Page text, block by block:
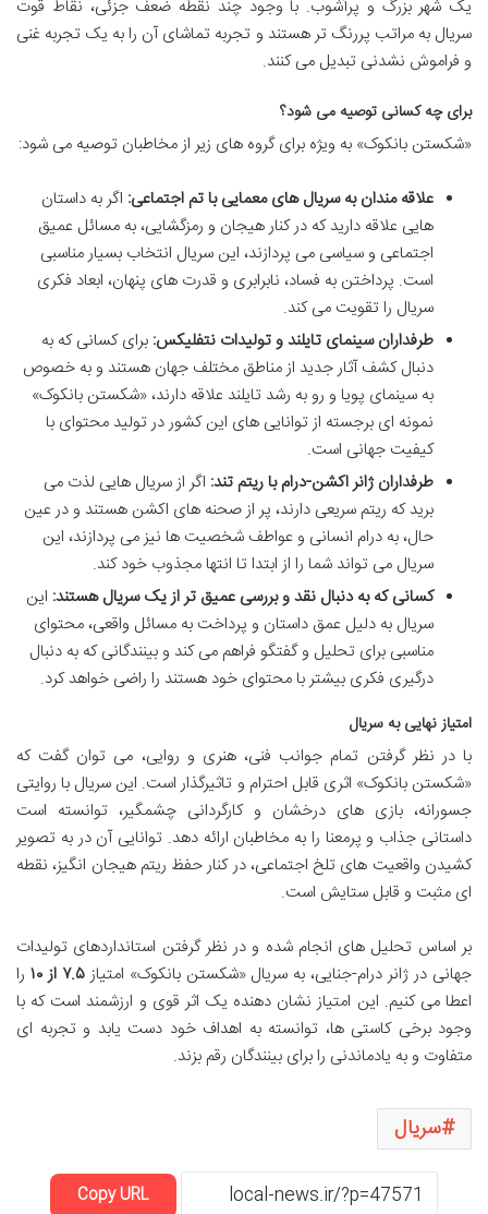
یک شهر بزرگ و پرآشوب. با وجود چند نقطه ضعف جزئی، نقاط قوت
سریال به مراتب پررنگ تر هستند و تجربه تماشای آن را به یک تجربه غنی
و فراموش نشدنی تبدیل می کنند.
برای چه کسانی توصیه می شود؟
«شکستن بانکوک» به ویژه برای گروه های زیر از مخاطبان توصیه می شود:
علاقه مندان به سریال های معمایی با تم اجتماعی: اگر به داستان
هایی علاقه دارید که در کنار هیجان و رمزگشایی، به مسائل عمیق
اجتماعی و سیاسی می پردازند، این سریال انتخاب بسیار مناسبی
است. پرداختن به فساد، نابرابری و قدرت های پنهان، ابعاد فکری
سریال را تقویت می کند.
طرفداران سینمای تایلند و تولیدات نتفلیکس: برای کسانی که به
دنبال کشف آثار جدید از مناطق مختلف جهان هستند و به خصوص
به سینمای پویا و رو به رشد تایلند علاقه دارند، «شکستن بانکوک»
نمونه ای برجسته از توانایی های این کشور در تولید محتوای با
کیفیت جهانی است.
طرفداران ژانر اکشن-درام با ریتم تند: اگر از سریال هایی لذت می
برید که ریتم سریعی دارند، پر از صحنه های اکشن هستند و در عین
حال، به درام انسانی و عواطف شخصیت ها نیز می پردازند، این
سریال می تواند شما را از ابتدا تا انتها مجذوب خود کند.
کسانی که به دنبال نقد و بررسی عمیق تر از یک سریال هستند: این
سریال به دلیل عمق داستان و پرداخت به مسائل واقعی، محتوای
مناسبی برای تحلیل و گفتگو فراهم می کند و بینندگانی که به دنبال
درگیری فکری بیشتر با محتوای خود هستند را راضی خواهد کرد.
امتیاز نهایی به سریال
با در نظر گرفتن تمام جوانب فنی، هنری و روایی، می توان گفت که
«شکستن بانکوک» اثری قابل احترام و تاثیرگذار است. این سریال با روایتی
جسورانه، بازی های درخشان و کارگردانی چشمگیر، توانسته است
داستانی جذاب و پرمعنا را به مخاطبان ارائه دهد. توانایی آن در به تصویر
کشیدن واقعیت های تلخ اجتماعی، در کنار حفظ ریتم هیجان انگیز، نقطه
ای مثبت و قابل ستایش است.
بر اساس تحلیل های انجام شده و در نظر گرفتن استانداردهای تولیدات
جهانی در ژانر درام-جنایی، به سریال «شکستن بانکوک» امتیاز۷.۵ از ۱۰
را
اعطا می کنیم. این امتیاز نشان دهنده یک اثر قوی و ارزشمند است که با
وجود برخی کاستی ها، توانسته به اهداف خود دست یابد و تجربه ای
متفاوت و به یادماندنی را برای بینندگان رقم بزند.
سریال
Copy URL